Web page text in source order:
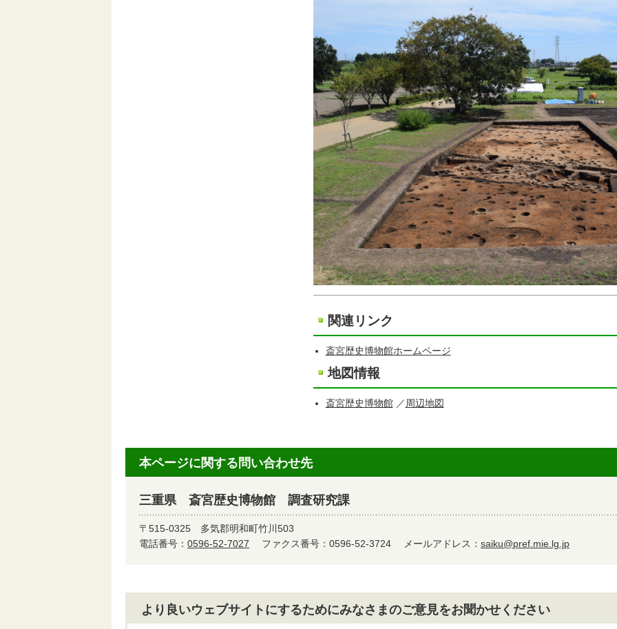
関連リンク
斎宮歴史博物館ホームページ
地図情報
斎宮歴史博物館／ 周辺地図
本ページに関する問い合わせ先
三重県 斎宮歴史博物館 調査研究課
〒515-0325 多気郡明和町竹川503
電話番号： 0596-52-7027 ファクス番号：0596-52-3724 メールアドレス： saiku@pref.mie.lg.jp
より良いウェブサイトにするためにみなさまのご意見をお聞かせください